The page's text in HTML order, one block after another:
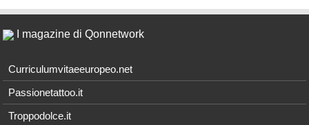
I magazine di Qonnetwork
Curriculumvitaeeuropeo.net
Passionetattoo.it
Troppodolce.it